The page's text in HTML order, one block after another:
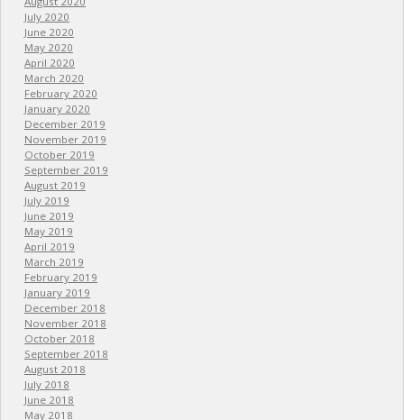
July 2020
June 2020
May 2020
April 2020
March 2020
February 2020
January 2020
December 2019
November 2019
October 2019
September 2019
August 2019
July 2019
June 2019
May 2019
April 2019
March 2019
February 2019
January 2019
December 2018
November 2018
October 2018
September 2018
August 2018
July 2018
June 2018
May 2018